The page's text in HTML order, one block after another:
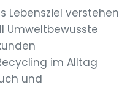
Lebensziel verstehen
Umweltbewusste
im Alltag
und